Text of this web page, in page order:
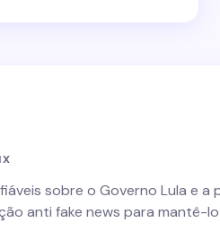
sobre o Governo Lula e
anti fake news para mantê-